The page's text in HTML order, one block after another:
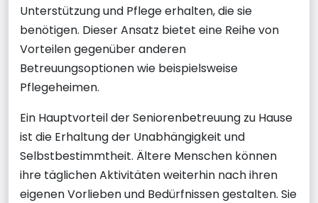
Unterstützung und Pflege erhalten, die sie
benötigen. Dieser Ansatz bietet eine Reihe von
Vorteilen gegenüber anderen
Betreuungsoptionen wie beispielsweise
Pflegeheimen.
Ein Hauptvorteil der Seniorenbetreuung zu Hause
ist die Erhaltung der Unabhängigkeit und
Selbstbestimmtheit. Ältere Menschen können
ihre täglichen Aktivitäten weiterhin nach ihren
eigenen Vorlieben und Bedürfnissen gestalten. Sie